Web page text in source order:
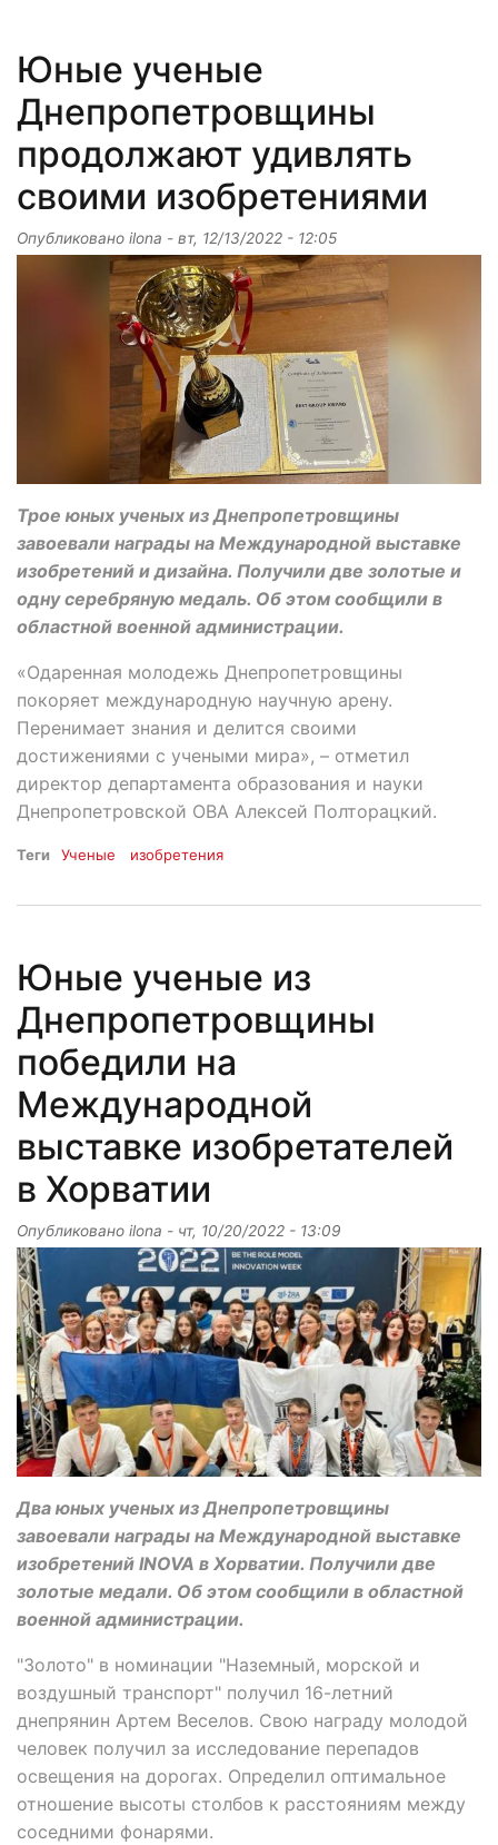
Юные ученые
Днепропетровщины
продолжают удивлять
своими изобретениями
Опубликовано ilona - вт, 12/13/2022 - 12:05
Трое юных ученых из Днепропетровщины
завоевали награды на Международной выставке
изобретений и дизайна. Получили две золотые и
одну серебряную медаль. Об этом сообщили в
областной военной администрации.
«Одаренная молодежь Днепропетровщины
покоряет международную научную арену.
Перенимает знания и делится своими
достижениями с учеными мира», – отметил
директор департамента образования и науки
Днепропетровской ОВА Алексей Полторацкий.
Теги Ученые изобретения
Юные ученые из
Днепропетровщины
победили на
Международной
выставке изобретателей
в Хорватии
Опубликовано ilona - чт, 10/20/2022 - 13:09
Два юных ученых из Днепропетровщины
завоевали награды на Международной выставке
изобретений INOVA в Хорватии. Получили две
золотые медали. Об этом сообщили в областной
военной администрации.
"Золото" в номинации "Наземный, морской и
воздушный транспорт" получил 16-летний
днепрянин Артем Веселов. Свою награду молодой
человек получил за исследование перепадов
освещения на дорогах. Определил оптимальное
отношение высоты столбов к расстояниям между
соседними фонарями.